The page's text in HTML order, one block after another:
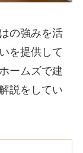
の強みを活
を提供して
ームズで建
説をしてい